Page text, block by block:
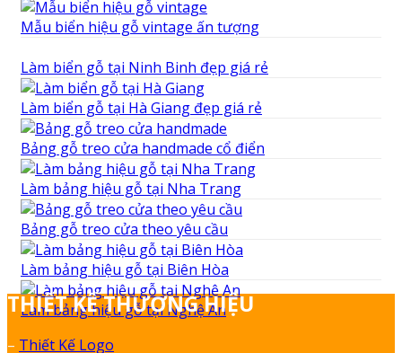
Mẫu biển hiệu gỗ vintage ấn tượng
Làm biển gỗ tại Ninh Binh đẹp giá rẻ
Làm biển gỗ tại Hà Giang đẹp giá rẻ
Bảng gỗ treo cửa handmade cổ điển
Làm bảng hiệu gỗ tại Nha Trang
Bảng gỗ treo cửa theo yêu cầu
Làm bảng hiệu gỗ tại Biên Hòa
Làm bảng hiệu gỗ tại Nghệ An
THIẾT KẾ THƯƠNG HIỆU
– Thiết Kế Logo